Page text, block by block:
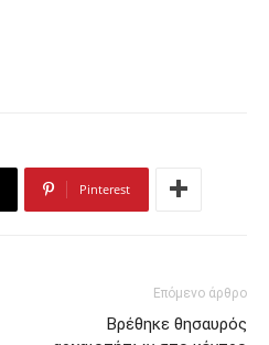
Pinterest
Επόμενο άρθρο
Βρέθηκε θησαυρός